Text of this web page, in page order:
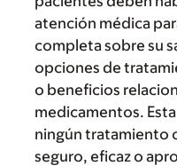
atención médica
completa sobre su
opciones de
o beneficios
medicamentos.
ningún tratamiento
seguro, eficaz o